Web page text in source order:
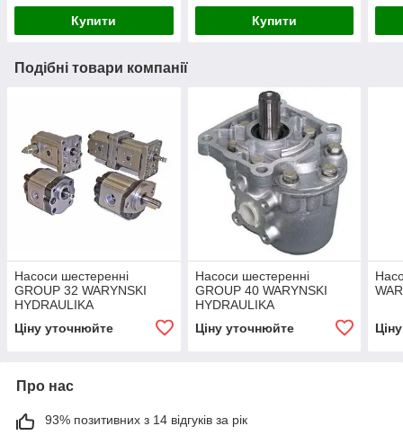
Купити Купити
Подібні товари компанії
Насоси шестеренні
GROUP 32 WARYNSKI
HYDRAULIKA
Ціну уточнюйте
Насоси шестеренні
GROUP 40 WARYNSKI
HYDRAULIKA
Ціну уточнюйте
Про нас
93% позитивних з 14 відгуків за рік